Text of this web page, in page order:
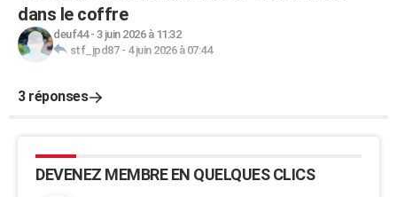
dans le coffre
deuf44- 3 juin 2026 à 11:32
stf_jpd87- 4 juin 2026 à 07:44
3 réponses
DEVENEZ MEMBRE EN QUELQUES CLICS